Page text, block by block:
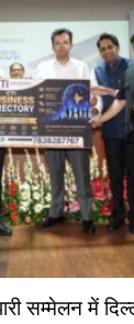
सम्मेलन में